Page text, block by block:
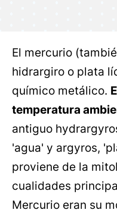
El mercurio
hidrargiro o plata
químico metálico.
temperatura
antiguo
'agua' y argyros,
proviene de la
cualidades
Mercurio eran su